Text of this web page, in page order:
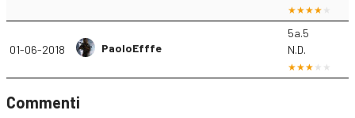
01-06-2018 PaoloEfffe
5a.5
N.D.
Commenti